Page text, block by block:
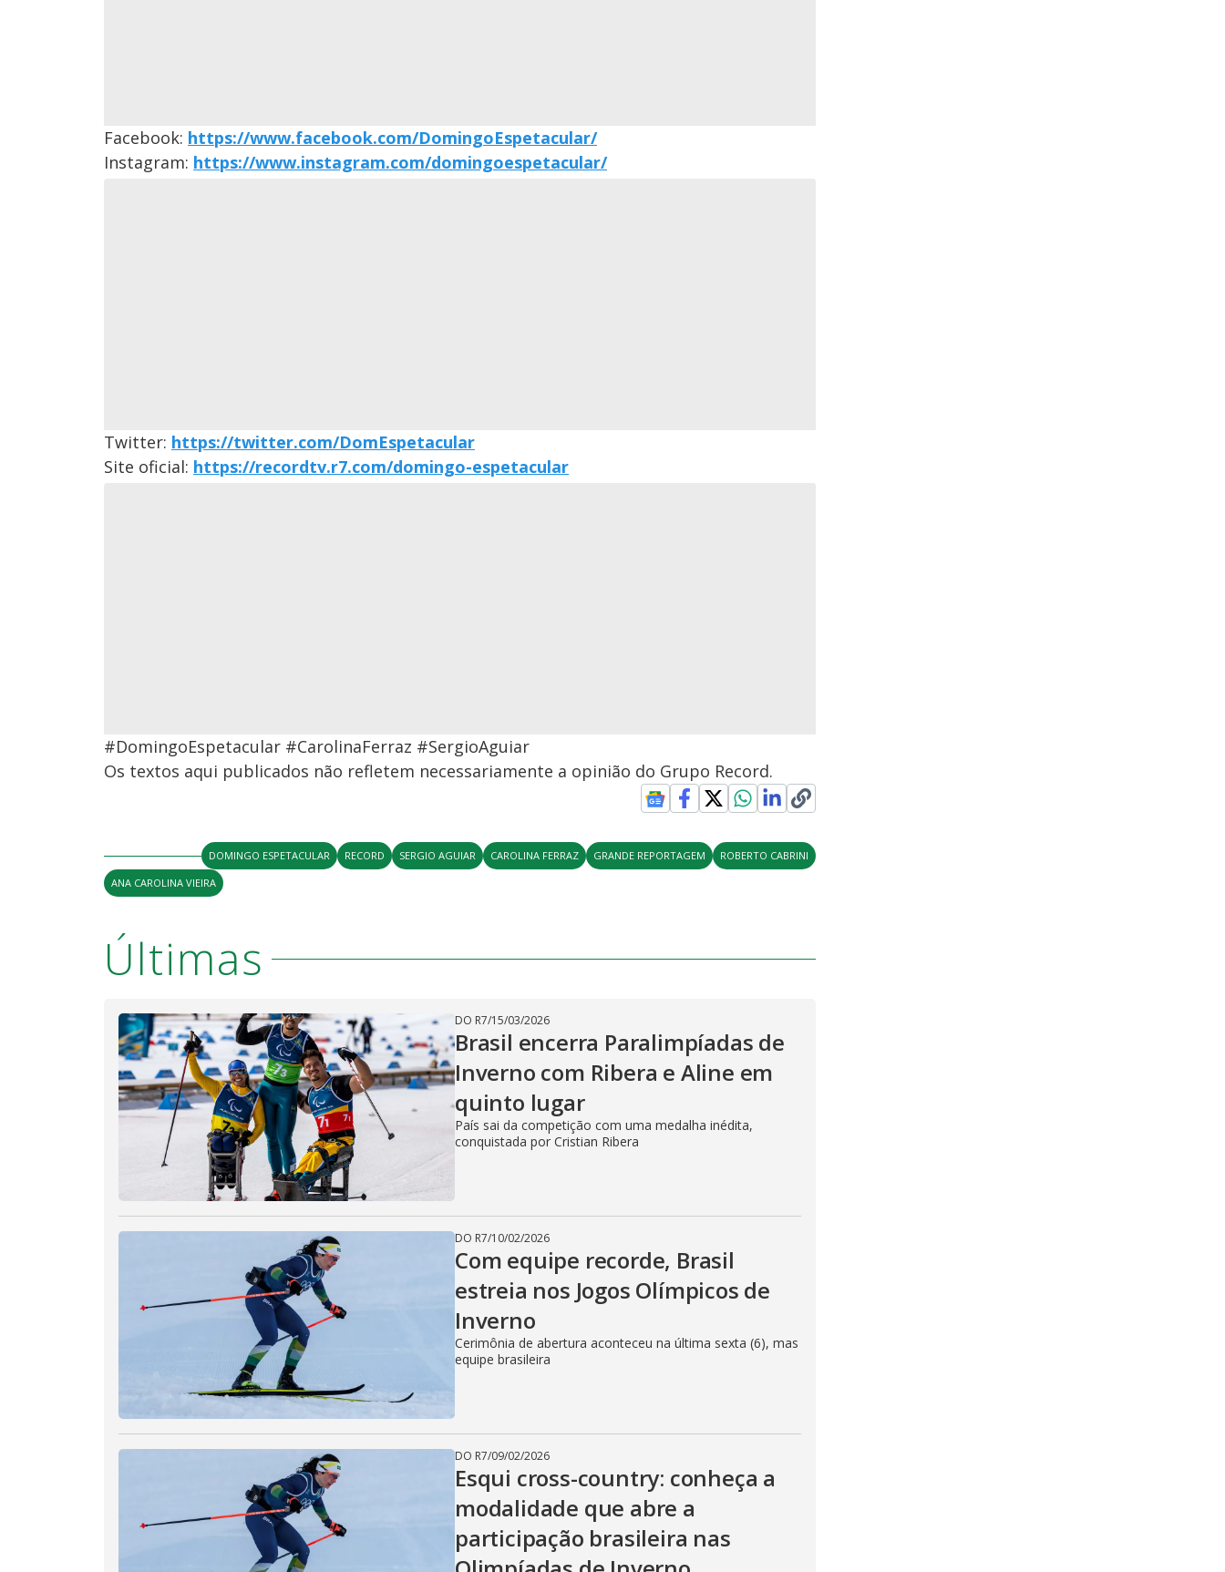
Facebook: https://www.facebook.com/DomingoEspetacular/
Instagram: https://www.instagram.com/domingoespetacular/
Twitter: https://twitter.com/DomEspetacular
Site oficial: https://recordtv.r7.com/domingo-espetacular
#DomingoEspetacular #CarolinaFerraz #SergioAguiar
Os textos aqui publicados não refletem necessariamente a opinião do Grupo Record.
DOMINGO ESPETACULAR RECORD SERGIO AGUIAR CAROLINA FERRAZ GRANDE REPORTAGEM
ROBERTO CABRINI
ANA CAROLINA VIEIRA
Últimas
DO R7/15/03/2026
Brasil encerra Paralimpíadas de
Inverno com Ribera e Aline em
quinto lugar
País sai da competição com uma medalha inédita,
conquistada por Cristian Ribera
DO R7/10/02/2026
Com equipe recorde, Brasil
estreia nos Jogos Olímpicos de
Inverno
Cerimônia de abertura aconteceu na última sexta (6), mas
equipe brasileira
DO R7/09/02/2026
Esqui cross-country: conheça a
modalidade que abre a
participação brasileira nas